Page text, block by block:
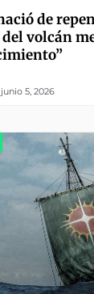
de
volcán
junio 5, 2026